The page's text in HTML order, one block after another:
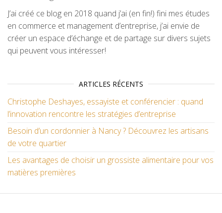
J’ai créé ce blog en 2018 quand j’ai (en fin!) fini mes études
en commerce et management d’entreprise, j’ai envie de
créer un espace d’échange et de partage sur divers sujets
qui peuvent vous intéresser!
ARTICLES RÉCENTS
Christophe Deshayes, essayiste et conférencier : quand
l’innovation rencontre les stratégies d’entreprise
Besoin d’un cordonnier à Nancy ? Découvrez les artisans
de votre quartier
Les avantages de choisir un grossiste alimentaire pour vos
matières premières